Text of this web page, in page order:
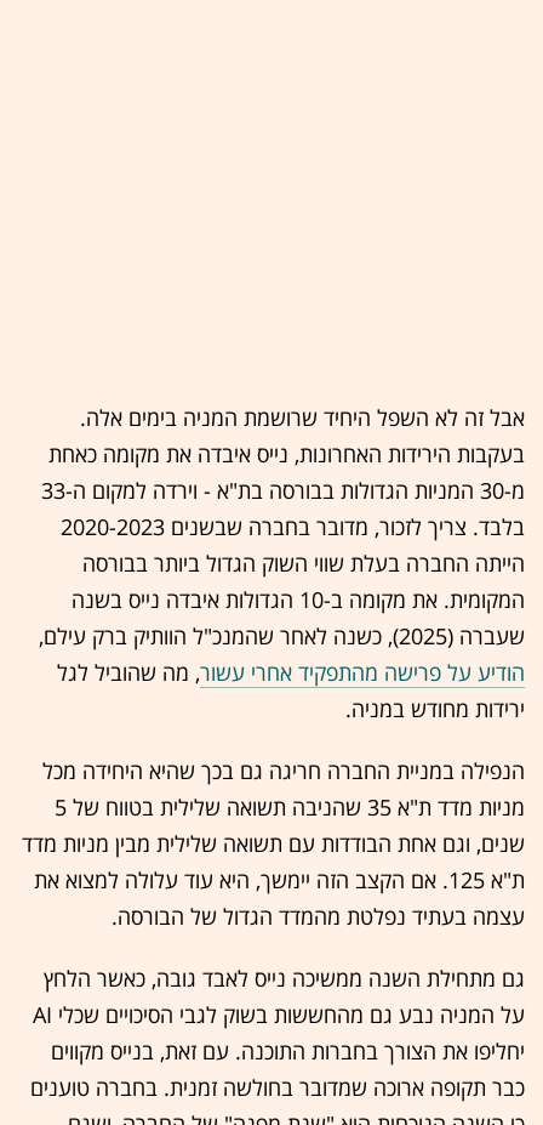
אבל זה לא השפל היחיד שרושמת המניה בימים אלה.
בעקבות הירידות האחרונות, נייס איבדה את מקומה כאחת
מ-30 המניות הגדולות בבורסה בת"א - וירדה למקום ה-33
בלבד. צריך לזכור, מדובר בחברה שבשנים 2020-2023
הייתה החברה בעלת שווי השוק הגדול ביותר בבורסה
המקומית. את מקומה ב-10 הגדולות איבדה נייס בשנה
שעברה (2025), כשנה לאחר שהמנכ"ל הוותיק ברק עילם,
הודיע על פרישה מהתפקיד אחרי עשור, מה שהוביל לגל
ירידות מחודש במניה.
הנפילה במניית החברה חריגה גם בכך שהיא היחידה מכל
מניות מדד ת"א 35 שהניבה תשואה שלילית בטווח של 5
שנים, וגם אחת הבודדות עם תשואה שלילית מבין מניות מדד
ת"א 125. אם הקצב הזה יימשך, היא עוד עלולה למצוא את
עצמה בעתיד נפלטת מהמדד הגדול של הבורסה.
גם מתחילת השנה ממשיכה נייס לאבד גובה, כאשר הלחץ
על המניה נבע גם מהחששות בשוק לגבי הסיכויים שכלי AI
יחליפו את הצורך בחברות התוכנה. עם זאת, בנייס מקווים
כבר תקופה ארוכה שמדובר בחולשה זמנית. בחברה טוענים